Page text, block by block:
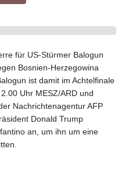
für US-Stürmer Balogun
Bosnien-Herzegowina
ist damit im Achtelfinale
Uhr MESZ/ARD und
Nachrichtenagentur AFP
Donald Trump
an, um ihn um eine